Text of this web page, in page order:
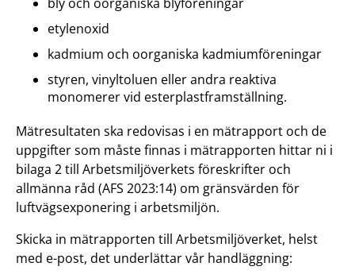
etylenoxid
kadmium och oorganiska kadmiumföreningar
styren, vinyltoluen eller andra reaktiva
monomerer vid esterplastframställning.
Mätresultaten ska redovisas i en mätrapport och de
uppgifter som måste finnas i mätrapporten hittar ni i
bilaga 2 till Arbetsmiljöverkets föreskrifter och
allmänna råd (AFS 2023:14) om gränsvärden för
luftvägsexponering i arbetsmiljön.
Skicka in mätrapporten till Arbetsmiljöverket, helst
med e-post, det underlättar vår handläggning: